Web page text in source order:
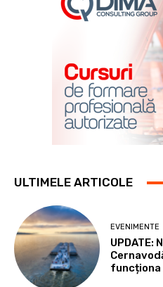
ULTIMELE ARTICOLE
EVENIMENTE
UPDATE:
funcționa